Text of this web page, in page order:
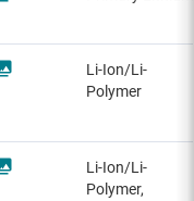
Li-Ion/Li-
Polymer
Li-Ion/Li-
Polymer,